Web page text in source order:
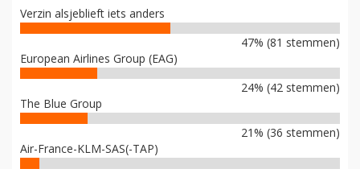
Verzin alsjeblieft iets anders
47% (81 stemmen)
European Airlines Group (EAG)
24% (42 stemmen)
The Blue Group
21% (36 stemmen)
Air-France-KLM-SAS(-TAP)